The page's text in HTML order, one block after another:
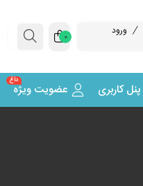
ورود 0
پنل کاربری عضویت ویژه
داغ